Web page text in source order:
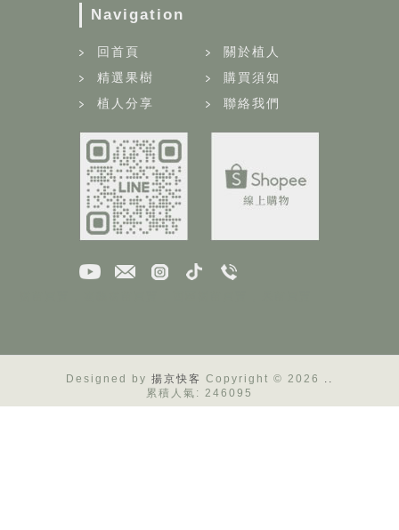
Navigation
回首頁
關於植人
精選果樹
購買須知
植人分享
聯絡我們
Designed by 揚京快客 Copyright © 2026 ..
累積人氣: 246095